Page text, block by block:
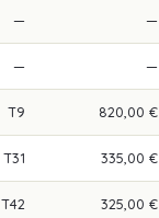
— —
— —
T9 820,00 €
T31 335,00 €
T42 325,00 €